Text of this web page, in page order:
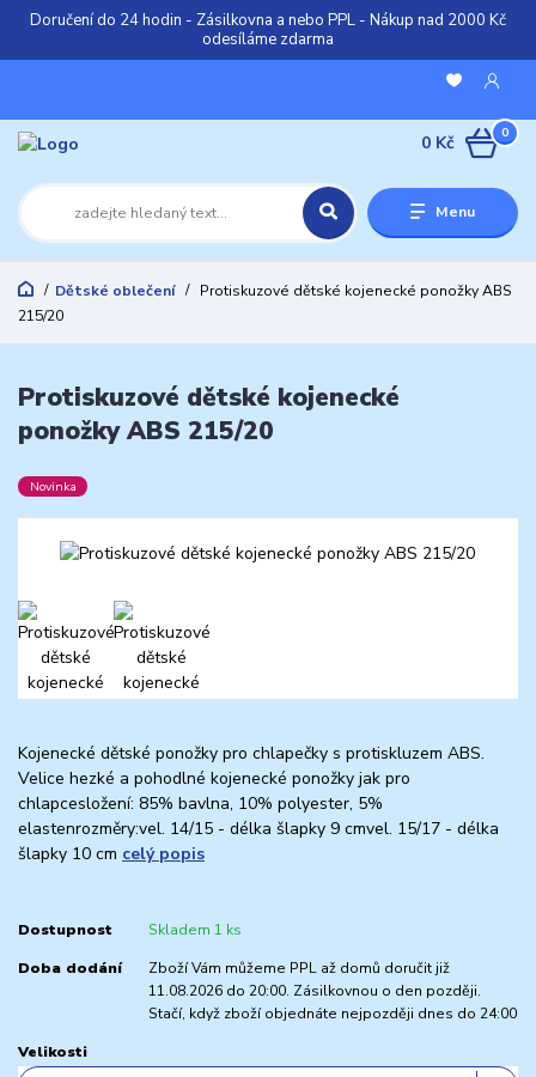
Doručení do 24 hodin - Zásilkovna a nebo PPL - Nákup nad 2000 Kč
odesíláme zdarma
Menu
0
0 Kč
Dětské oblečení
Protiskuzové dětské kojenecké ponožky ABS
215/20
Protiskuzové dětské kojenecké
ponožky ABS 215/20
Novinka
Kojenecké dětské ponožky pro chlapečky s protiskluzem ABS.
Velice hezké a pohodlné kojenecké ponožky jak pro
chlapcesložení: 85% bavlna, 10% polyester, 5%
elastenrozměry:vel. 14/15 - délka šlapky 9 cmvel. 15/17 - délka
šlapky 10 cm celý popis
Dostupnost Skladem 1 ks
Doba dodání
Zboží Vám můžeme PPL až domů doručit již
11.08.2026 do 20:00. Zásilkovnou o den později.
Stačí, když zboží objednáte nejpozději dnes do 24:00
Velikosti